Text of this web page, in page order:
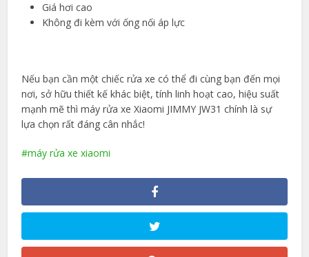
Giá hơi cao
Không đi kèm với ống nối áp lực
Nếu bạn cần một chiếc rửa xe có thể đi cùng bạn đến mọi
nơi, sở hữu thiết kế khác biệt, tính linh hoạt cao, hiệu suất
mạnh mẽ thì máy rửa xe Xiaomi JIMMY JW31 chính là sự
lựa chọn rất đáng cân nhắc!
máy rửa xe xiaomi